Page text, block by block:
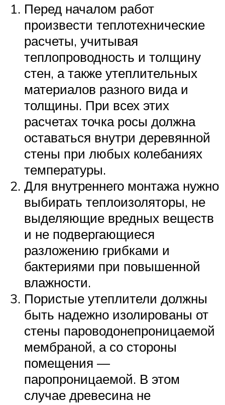
Перед началом работ
произвести теплотехнические
расчеты, учитывая
теплопроводность и толщину
стен, а также утеплительных
материалов разного вида и
толщины. При всех этих
расчетах точка росы должна
оставаться внутри деревянной
стены при любых колебаниях
температуры.
Для внутреннего монтажа нужно
выбирать теплоизоляторы, не
выделяющие вредных веществ
и не подвергающиеся
разложению грибками и
бактериями при повышенной
влажности.
Пористые утеплители должны
быть надежно изолированы от
стены пароводонепроницаемой
мембраной, а со стороны
помещения —
паропроницаемой. В этом
случае древесина не